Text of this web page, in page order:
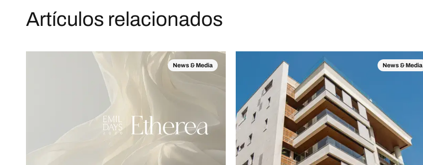
Artículos relacionados
News & Media News & Media